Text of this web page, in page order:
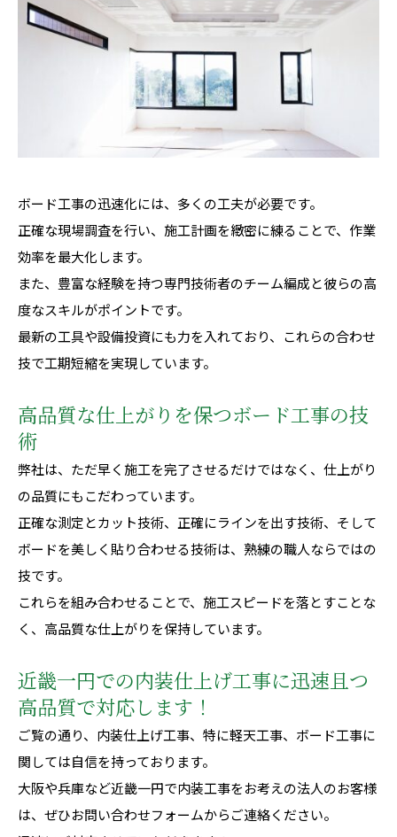
ボード工事の迅速化には、多くの工夫が必要です。
正確な現場調査を行い、施工計画を緻密に練ることで、作業
効率を最大化します。
また、豊富な経験を持つ専門技術者のチーム編成と彼らの高
度なスキルがポイントです。
最新の工具や設備投資にも力を入れており、これらの合わせ
技で工期短縮を実現しています。
高品質な仕上がりを保つボード工事の技
術
弊社は、ただ早く施工を完了させるだけではなく、仕上がり
の品質にもこだわっています。
正確な測定とカット技術、正確にラインを出す技術、そして
ボードを美しく貼り合わせる技術は、熟練の職人ならではの
技です。
これらを組み合わせることで、施工スピードを落とすことな
く、高品質な仕上がりを保持しています。
近畿一円での内装仕上げ工事に迅速且つ
高品質で対応します！
ご覧の通り、内装仕上げ工事、特に軽天工事、ボード工事に
関しては自信を持っております。
大阪や兵庫など近畿一円で内装工事をお考えの法人のお客様
は、ぜひお問い合わせフォームからご連絡ください。